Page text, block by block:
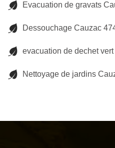
Evacuation de gravats
Dessouchage Cauzac
evacuation de dechet
Nettoyage de jardins